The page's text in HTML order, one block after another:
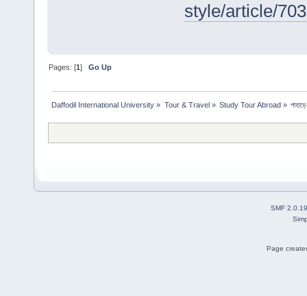
style/article/
Pages: [1]Go Up
Daffodil International University » Tour & Travel » Study Tour Abroad »
SMF 2.0.19
Page